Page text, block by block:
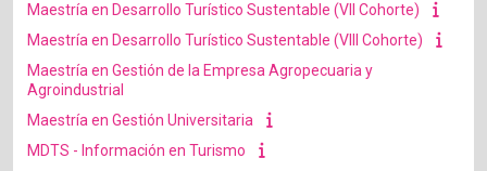
Maestría en Desarrollo Turístico Sustentable (VII Cohorte)
Maestría en Desarrollo Turístico Sustentable (VIII Cohorte)
Maestría en Gestión de la Empresa Agropecuaria y
Agroindustrial
Maestría en Gestión Universitaria
MDTS - Información en Turismo